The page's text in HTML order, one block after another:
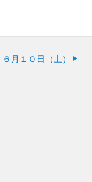
６月１０日（土）